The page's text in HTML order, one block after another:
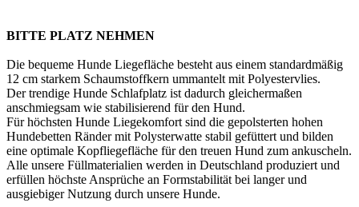
BITTE PLATZ NEHMEN
Die bequeme Hunde Liegefläche besteht aus einem standardmäßig
12 cm starkem Schaumstoffkern ummantelt mit Polyestervlies.
Der trendige Hunde Schlafplatz ist dadurch gleichermaßen
anschmiegsam wie stabilisierend für den Hund.
Für höchsten Hunde Liegekomfort sind die gepolsterten hohen
Hundebetten Ränder mit Polysterwatte stabil gefüttert und bilden
eine optimale Kopfliegefläche für den treuen Hund zum ankuscheln.
Alle unsere Füllmaterialien werden in Deutschland produziert und
erfüllen höchste Ansprüche an Formstabilität bei langer und
ausgiebiger Nutzung durch unsere Hunde.